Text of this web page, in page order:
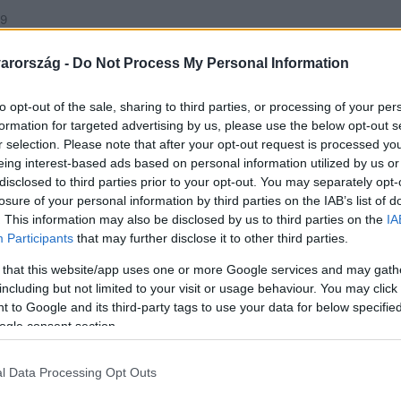
- Do Not Process My Personal Information
opt-out of the sale, sharing to third parties, or processing of your
for targeted advertising by us, please use the below opt-out
selection. Please note that after your opt-out request is processed
interest-based ads based on personal information utilized by us
to third parties prior to your opt-out. You may separately
of your personal information by third parties on the IAB’s list of
This information may also be disclosed by us to third parties on the
Participants that may further disclose it to other third parties.
that this website/app uses one or more Google services and may
but not limited to your visit or usage behaviour. You may
to Google and its third-party tags to use your data for below
consent section.
Data Processing Opt Outs
késett volna a WizzAir gépe, de közben
WizzAir gépének és utasainak, amíg a következő műszak
faarccal elsétálnak az őrök,
gyújtottak fel, így tiltakoztak a kitoloncolásuk ellen.
tűzben 39 ember halt meg.